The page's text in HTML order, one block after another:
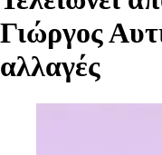
Γιώργος
αλλαγές